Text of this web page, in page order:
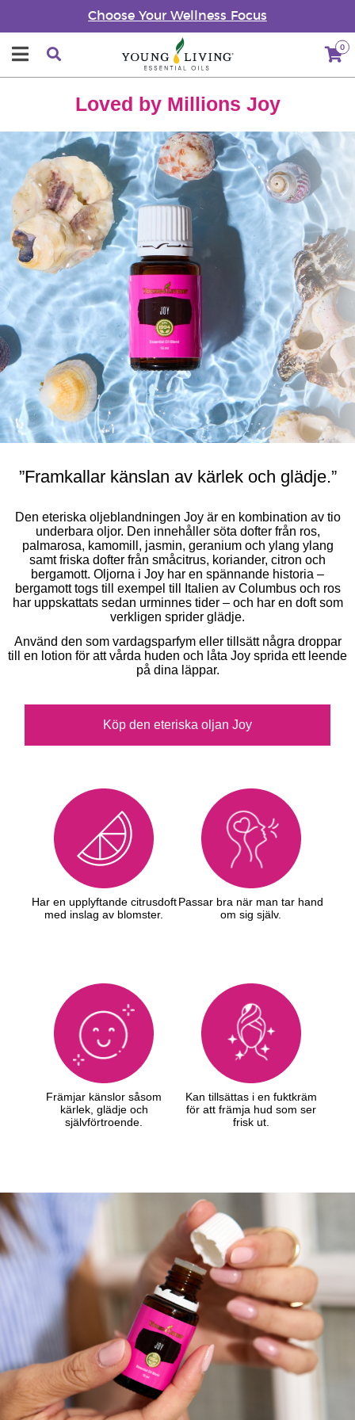
Choose Your Wellness Focus
0
Loved by Millions Joy
”Framkallar känslan av kärlek och glädje.”
Den eteriska oljeblandningen Joy är en kombination av tio
underbara oljor. Den innehåller söta dofter från ros,
palmarosa, kamomill, jasmin, geranium och ylang ylang
samt friska dofter från småcitrus, koriander, citron och
bergamott. Oljorna i Joy har en spännande historia –
bergamott togs till exempel till Italien av Columbus och ros
har uppskattats sedan urminnes tider – och har en doft som
verkligen sprider glädje.
Använd den som vardagsparfym eller tillsätt några droppar
till en lotion för att vårda huden och låta Joy sprida ett leende
på dina läppar.
Köp den eteriska oljan Joy
Har en upplyftande citrusdoft
med inslag av blomster.
Passar bra när man tar hand
om sig själv.
Främjar känslor såsom
kärlek, glädje och
självförtroende.
Kan tillsättas i en fuktkräm
för att främja hud som ser
frisk ut.